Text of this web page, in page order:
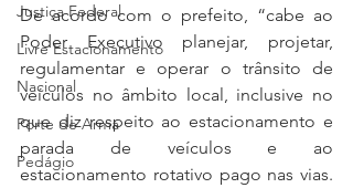
Justiça Federal
Livre Estacionamento
Nacional
Porte de Arma
Pedágio
De acordo com o prefeito, “cabe ao
Poder Executivo planejar, projetar,
regulamentar e operar o trânsito de
veículos no âmbito local, inclusive no
que diz respeito ao estacionamento e
parada de veículos e ao
estacionamento rotativo pago nas vias.